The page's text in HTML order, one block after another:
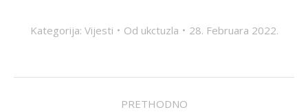
Kategorija: Vijesti Od ukctuzla 28. Februara 2022.
PRETHODNO